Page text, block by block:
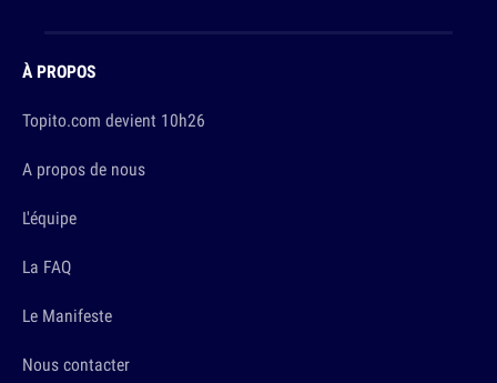
À PROPOS
Topito.com devient 10h26
A propos de nous
L'équipe
La FAQ
Le Manifeste
Nous contacter